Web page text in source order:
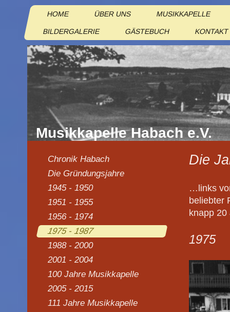
HOME ÜBER UNS MUSIKKAPELLE
BILDERGALERIE GÄSTEBUCH KONTAKT
Musikkapelle Habach e.V.
Die
…links
beliebter
knapp 20
1975
Chronik Habach
Die Gründungsjahre
1945 - 1950
1951 - 1955
1956 - 1974
1975 - 1987
1988 - 2000
2001 - 2004
100 Jahre Musikkapelle
2005 - 2015
111 Jahre Musikkapelle